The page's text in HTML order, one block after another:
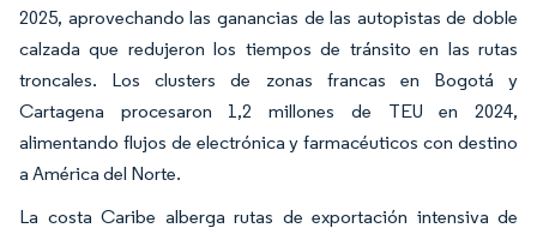
2025, aprovechando las ganancias de las autopistas de doble
calzada que redujeron los tiempos de tránsito en las rutas
troncales. Los clusters de zonas francas en Bogotá y
Cartagena procesaron 1,2 millones de TEU en 2024,
alimentando flujos de electrónica y farmacéuticos con destino
a América del Norte.
La costa Caribe alberga rutas de exportación intensiva de